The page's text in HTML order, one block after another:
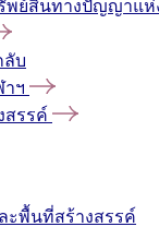
พย์สินทางปัญญาแห่
ลับ
าฯ
สรรค์
ะพื้นที่สร้างสรรค์